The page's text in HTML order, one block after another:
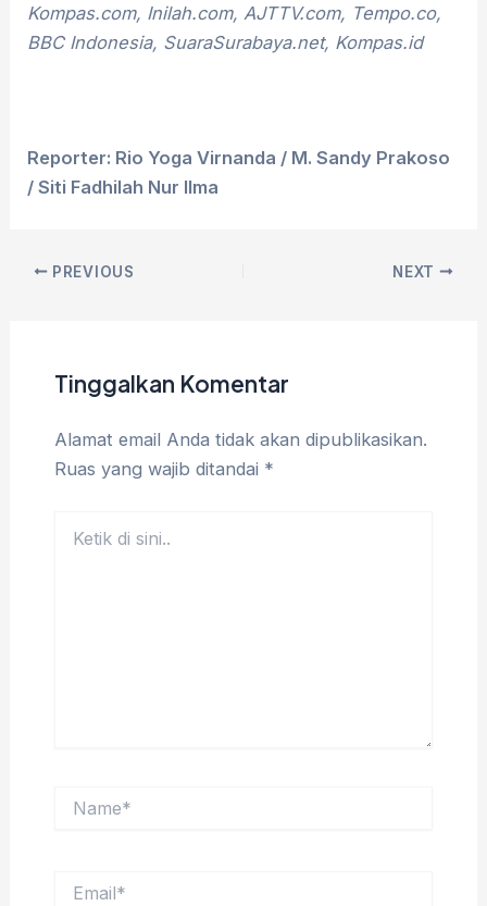
Kompas.com, Inilah.com, AJTTV.com, Tempo.co,
BBC Indonesia, SuaraSurabaya.net, Kompas.id
Reporter: Rio Yoga Virnanda / M. Sandy Prakoso
/ Siti Fadhilah Nur Ilma
PREVIOUS NEXT
Tinggalkan Komentar
Alamat email Anda tidak akan dipublikasikan.
Ruas yang wajib ditandai *